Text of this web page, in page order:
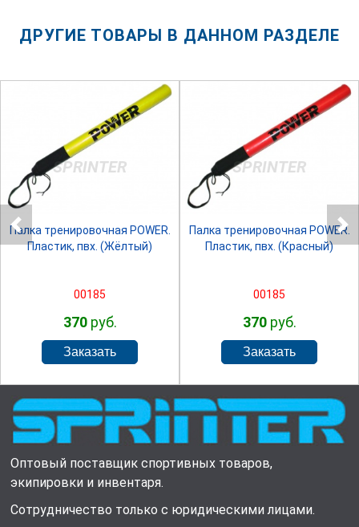
ДРУГИЕ ТОВАРЫ В ДАННОМ РАЗДЕЛЕ
SPRINTER
Палка тренировочная POWER.
Пластик, пвх. (Жёлтый)
00185
370руб.
SPRINTER
Палка тренировочная POWER.
Пластик, пвх. (Красный)
00185
370руб.
Оптовый поставщик спортивных товаров,
экипировки и инвентаря.
Сотрудничество только с юридическими лицами.